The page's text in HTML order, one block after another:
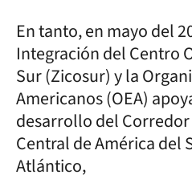
En tanto, en mayo del
Integración del Centro
Sur (Zicosur) y la
Americanos (OEA)
desarrollo del
Central de América del
Atlántico,